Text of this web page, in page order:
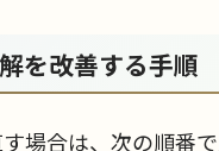
を改善する手順
場合は、次の順番